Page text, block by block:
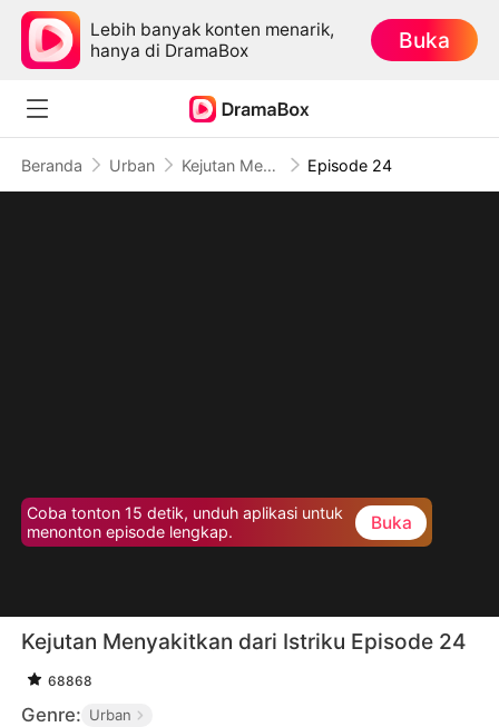
Lebih banyak konten menarik,
hanya di DramaBox
Buka
Beranda Urban Kejutan Menyakitkan dari Istriku Episode 24
Coba tonton 15 detik, unduh aplikasi untuk
menonton episode lengkap.
Buka
Kejutan Menyakitkan dari Istriku Episode 24
68868
Genre: Urban